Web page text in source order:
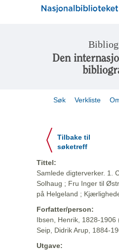
Den
Søk Verkliste
Tilbake til
søketreff
Tittel:
Samlede digterverker. 1.
Solhaug ; Fru Inger til
på Helgeland ;
Forfatter/person:
Ibsen, Henrik, 1828-1906
Seip, Didrik Arup, 1884-
Utgave: